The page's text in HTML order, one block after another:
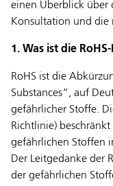
einen Überblick über
Konsultation und die
1. Was ist die
RoHS ist die
Substances“, auf
gefährlicher Stoffe.
Richtlinie)
gefährlichen Stoffen
Der Leitgedanke der
der gefährlichen